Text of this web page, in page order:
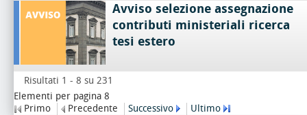
Avviso selezione assegnazione
contributi ministeriali ricerca
tesi estero
Risultati 1 - 8 su 231
Elementi per pagina 8
Primo
Precedente Successivo Ultimo